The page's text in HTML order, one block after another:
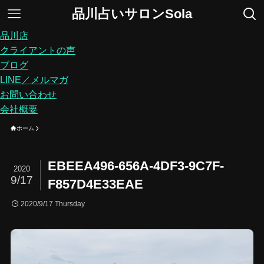
品川占いサロンSola
品川店
クライアントの声
ブログ
LINE／メルマガ
お問い合わせ
会社概要
ホーム
EBEEA496-656A-4DF3-9C7F-
F857D4E33EAE
2020
9/17
2020/9/17 Thursday